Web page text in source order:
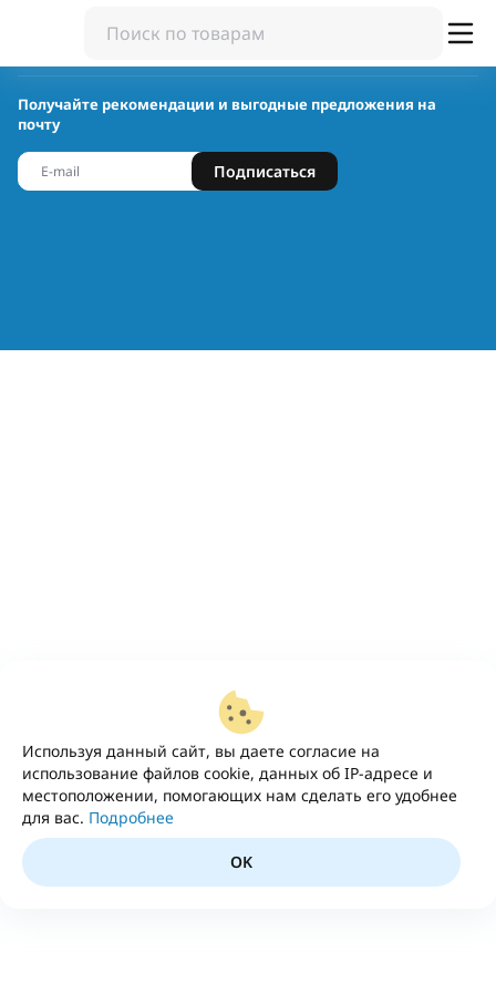
Используя данный сайт, вы даете согласие на
использование файлов cookie, данных об IP-адресе и
местоположении, помогающих нам сделать его удобнее
для вас. Подробнее
OK
Получайте рекомендации и выгодные предложения на
почту
Подписаться